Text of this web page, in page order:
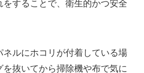
をすることで、衛生的かつ安全
ネルにホコリが付着している場
を抜いてから掃除機や布で気に